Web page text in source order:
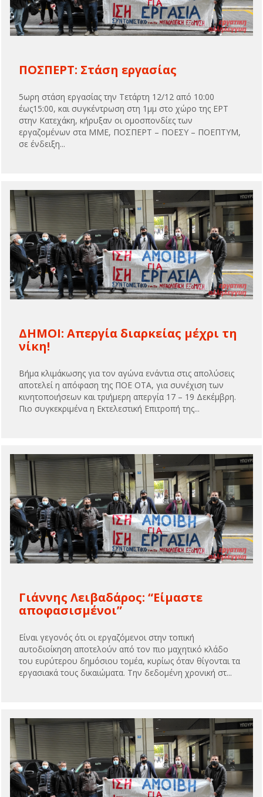
ΠΟΣΠΕΡΤ: Στάση εργασίας
5ωρη στάση εργασίας την Τετάρτη 12/12 από 10:00
έως15:00, και συγκέντρωση στη 1μμ στο χώρο της ΕΡΤ
στην Κατεχάκη, κήρυξαν οι ομοσπονδίες των
εργαζομένων στα ΜΜΕ, ΠΟΣΠΕΡΤ – ΠΟΕΣΥ – ΠΟΕΠΤΥΜ,
σε ένδειξη...
ΔΗΜΟΙ: Απεργία διαρκείας μέχρι τη
νίκη!
Βήμα κλιμάκωσης για τον αγώνα ενάντια στις απολύσεις
αποτελεί η απόφαση της ΠΟΕ ΟΤΑ, για συνέχιση των
κινητοποιήσεων και τριήμερη απεργία 17 – 19 Δεκέμβρη.
Πιο συγκεκριμένα η Εκτελεστική Επιτροπή της...
Γιάννης Λειβαδάρος: “Είμαστε
αποφασισμένοι”
Είναι γεγονός ότι οι εργαζόμενοι στην τοπική
αυτοδιοίκηση αποτελούν από τον πιο μαχητικό κλάδο
του ευρύτερου δημόσιου τομέα, κυρίως όταν θίγονται τα
εργασιακά τους δικαιώματα. Την δεδομένη χρονική στ...